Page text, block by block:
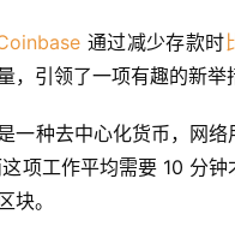
通过减少存款时
，引领了一项有趣的新举
一种去中心化货币，网
项工作平均需要 10 分
块。